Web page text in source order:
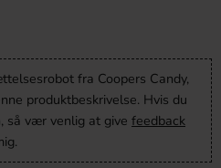
fra Coopers Candy,
produktbeskrivelse. Hvis du
så vær venlig at give feedback